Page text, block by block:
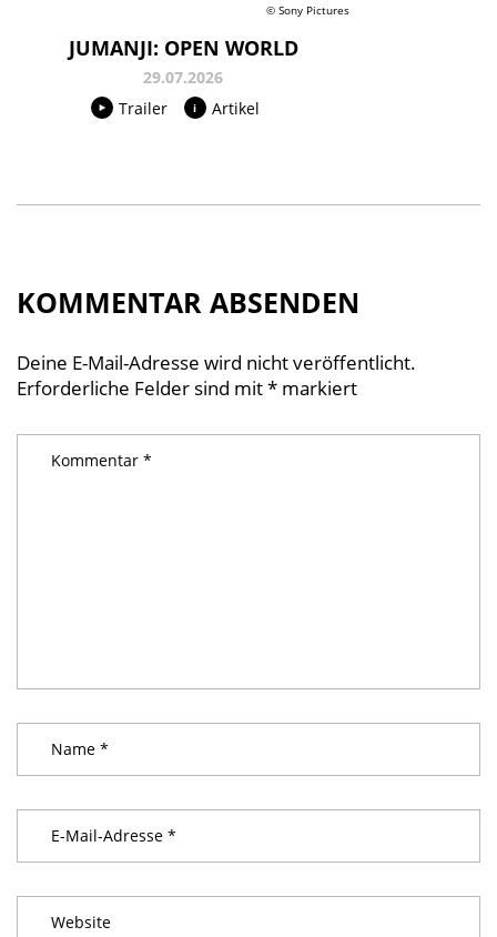
© Sony Pictures
JUMANJI: OPEN WORLD
29.07.2026
Trailer
Artikel
KOMMENTAR ABSENDEN
Deine E-Mail-Adresse wird nicht veröffentlicht.
Erforderliche Felder sind mit* markiert